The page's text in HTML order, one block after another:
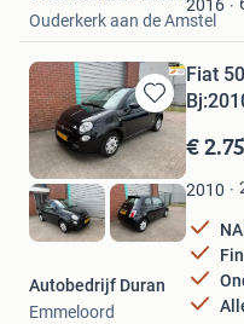
2016
Ouderkerk aan de Amstel
Bewaren
in
Mijn
Favorieten
Fiat
€
2010
Autobedrijf Duran
Emmeloord